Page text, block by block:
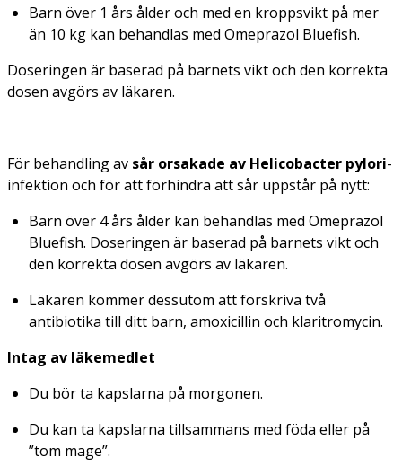
Barn över 1 års ålder och med en kroppsvikt på mer
än 10 kg kan behandlas med Omeprazol Bluefish.
Doseringen är baserad på barnets vikt och den korrekta
dosen avgörs av läkaren.
För behandling av sår orsakade av Helicobacter pylori-
infektion och för att förhindra att sår uppstår på nytt:
Barn över 4 års ålder kan behandlas med Omeprazol
Bluefish. Doseringen är baserad på barnets vikt och
den korrekta dosen avgörs av läkaren.
Läkaren kommer dessutom att förskriva två
antibiotika till ditt barn, amoxicillin och klaritromycin.
Intag av läkemedlet
Du bör ta kapslarna på morgonen.
Du kan ta kapslarna tillsammans med föda eller på
”tom mage”.